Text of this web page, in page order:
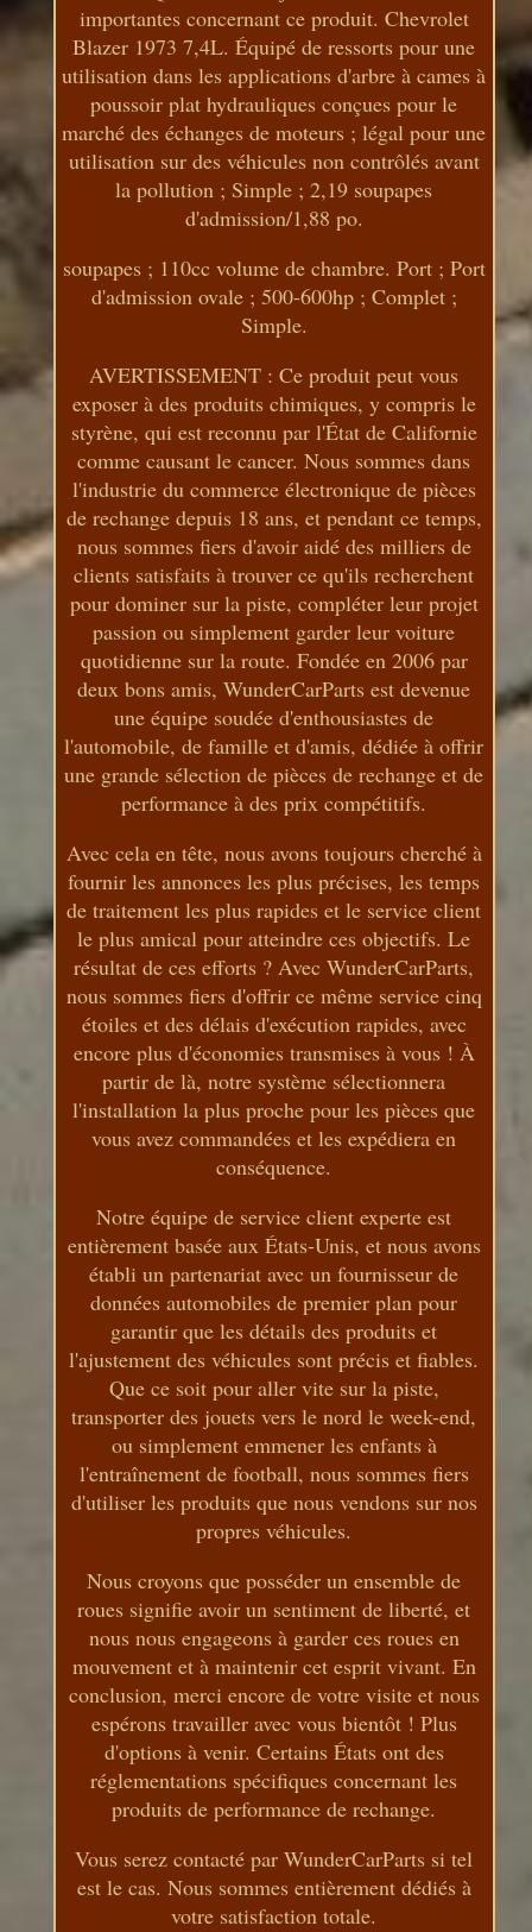
importantes concernant ce produit. Chevrolet
Blazer 1973 7,4L. Équipé de ressorts pour une
utilisation dans les applications d'arbre à cames à
poussoir plat hydrauliques conçues pour le
marché des échanges de moteurs ; légal pour une
utilisation sur des véhicules non contrôlés avant
la pollution ; Simple ; 2,19 soupapes
d'admission/1,88 po.
soupapes ; 110cc volume de chambre. Port ; Port
d'admission ovale ; 500-600hp ; Complet ;
Simple.
AVERTISSEMENT : Ce produit peut vous
exposer à des produits chimiques, y compris le
styrène, qui est reconnu par l'État de Californie
comme causant le cancer. Nous sommes dans
l'industrie du commerce électronique de pièces
de rechange depuis 18 ans, et pendant ce temps,
nous sommes fiers d'avoir aidé des milliers de
clients satisfaits à trouver ce qu'ils recherchent
pour dominer sur la piste, compléter leur projet
passion ou simplement garder leur voiture
quotidienne sur la route. Fondée en 2006 par
deux bons amis, WunderCarParts est devenue
une équipe soudée d'enthousiastes de
l'automobile, de famille et d'amis, dédiée à offrir
une grande sélection de pièces de rechange et de
performance à des prix compétitifs.
Avec cela en tête, nous avons toujours cherché à
fournir les annonces les plus précises, les temps
de traitement les plus rapides et le service client
le plus amical pour atteindre ces objectifs. Le
résultat de ces efforts ? Avec WunderCarParts,
nous sommes fiers d'offrir ce même service cinq
étoiles et des délais d'exécution rapides, avec
encore plus d'économies transmises à vous ! À
partir de là, notre système sélectionnera
l'installation la plus proche pour les pièces que
vous avez commandées et les expédiera en
conséquence.
Notre équipe de service client experte est
entièrement basée aux États-Unis, et nous avons
établi un partenariat avec un fournisseur de
données automobiles de premier plan pour
garantir que les détails des produits et
l'ajustement des véhicules sont précis et fiables.
Que ce soit pour aller vite sur la piste,
transporter des jouets vers le nord le week-end,
ou simplement emmener les enfants à
l'entraînement de football, nous sommes fiers
d'utiliser les produits que nous vendons sur nos
propres véhicules.
Nous croyons que posséder un ensemble de
roues signifie avoir un sentiment de liberté, et
nous nous engageons à garder ces roues en
mouvement et à maintenir cet esprit vivant. En
conclusion, merci encore de votre visite et nous
espérons travailler avec vous bientôt ! Plus
d'options à venir. Certains États ont des
réglementations spécifiques concernant les
produits de performance de rechange.
Vous serez contacté par WunderCarParts si tel
est le cas. Nous sommes entièrement dédiés à
votre satisfaction totale.